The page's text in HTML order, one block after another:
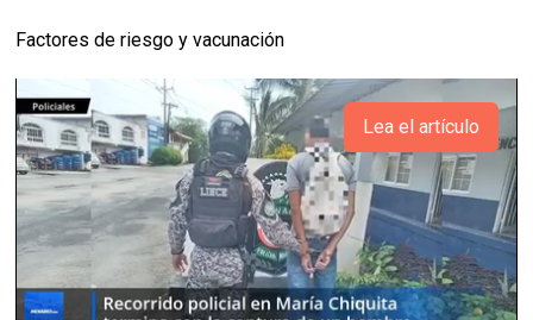
Factores de riesgo y vacunación
Lea el artículo